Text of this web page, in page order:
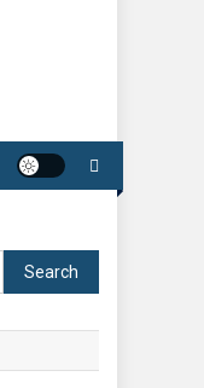
Search
for: